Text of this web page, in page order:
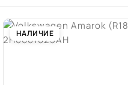
НАЛИЧИЕ